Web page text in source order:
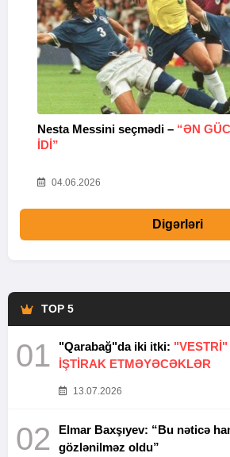
Nesta Messini seçmədi – “ƏN
IDI”
04.06.2026
Digərləri
TOP 5
01 "Qarabağ"da iki itki:
İŞTİRAK ETMƏYƏCƏKLƏR
13.07.2026
02
Elmar Baxşıyev: “Bu nəticə
gözlənilməz oldu”